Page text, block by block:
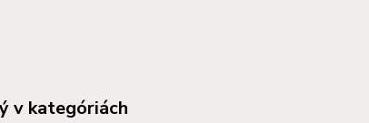
v kategóriách